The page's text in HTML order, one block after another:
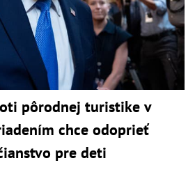
pôrodnej turistike v
chce odoprieť
pre deti